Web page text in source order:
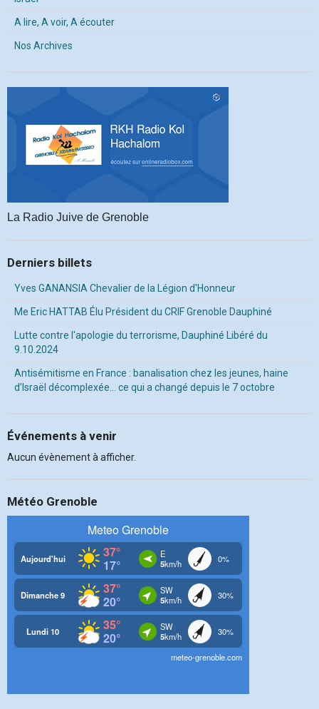
A lire, A voir, A écouter
Nos Archives
La Radio Juive de Grenoble
Derniers billets
Yves GANANSIA Chevalier de la Légion d'Honneur
Me Eric HATTAB Élu Président du CRIF Grenoble Dauphiné
Lutte contre l'apologie du terrorisme, Dauphiné Libéré du
9.10.2024
Antisémitisme en France : banalisation chez les jeunes, haine
d’Israël décomplexée… ce qui a changé depuis le 7 octobre
Événements à venir
Aucun évènement à afficher.
Météo Grenoble